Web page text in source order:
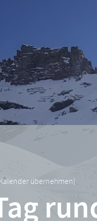
übernehmen)